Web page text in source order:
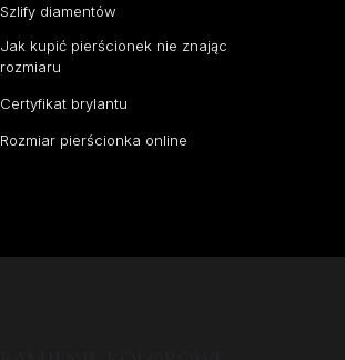
Szlify diamentów
Jak kupić pierścionek nie znając
rozmiaru
Certyfikat brylantu
Rozmiar pierścionka online